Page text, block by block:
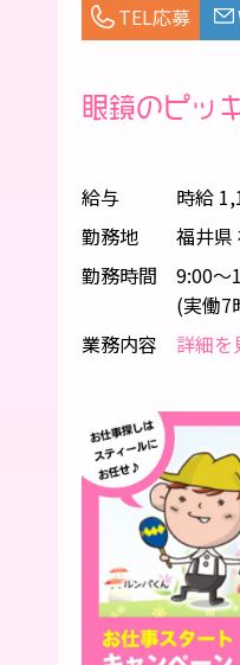
TEL応募
眼鏡のピッ
給与
時給
勤務地
福井県
勤務時間
9:00
(実働7
業務内容
詳細を